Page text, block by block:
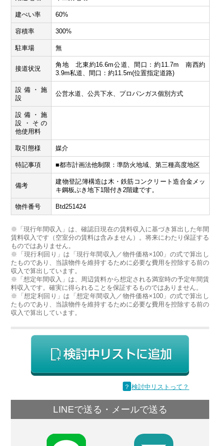
建ぺい率 60%
容積率 300%
駐車場 無
接道状況
角地 北東約16.6m公道、間口：約11.7m 南西約
3.9m私道、間口：約11.5m(位置指定道路)
設備・施
設
公営水道、公共下水、プロパンガス個別方式
設備・施
設・その
他使用料
取引態様 媒介
特記事項 ■都市計画法他制限：準防火地域、第三種高度地区
備考
建物登記簿構造は木・鉄筋コンクリート造合金メッ
キ鋼板ぶき地下1階付き2階建です。
物件番号 Btd251424
※「現行年間収入」は、確認日現在の賃料収入に基づき算出した年間
賃料収入です（空室分の賃料は含みません）。将来にわたり保証する
ものではありません。
※「現行利回り」は「現行年間収入／物件価格×100」の式で算出し
たものであり、当該物件を維持するために必要な費用を控除する前の
収入で算出しています。
※「想定年間収入」は、周辺賃料から想定される満室時の予定年間賃
料収入です。確実に得られることを保証するものではありません。
※「想定利回り」は「想定年間収入／物件価格×100」の式で算出し
たものであり、当該物件を維持するために必要な費用を控除する前の
収入で算出しています。
？ 検討中リストって？
LINEで送る・メールで送る